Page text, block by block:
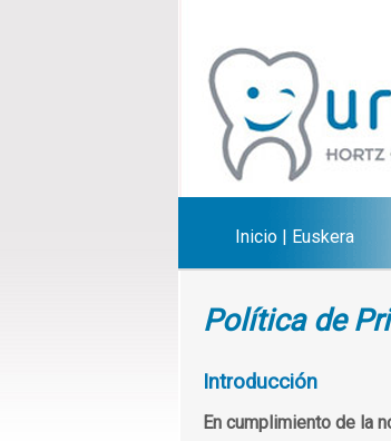
Inicio Euskera
Política de
Introducción
En cumplimiento de la